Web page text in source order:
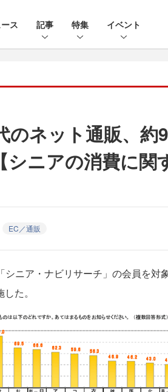
ス 記事 特集 イベント
のネット通販、約
ニアの消費に関
EC／通販
ニア・ナビリサーチ」の会員を対
た。